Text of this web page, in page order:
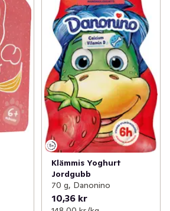
Klämmis Yoghurt
Jordgubb
70 g, Danonino
10,36 kr